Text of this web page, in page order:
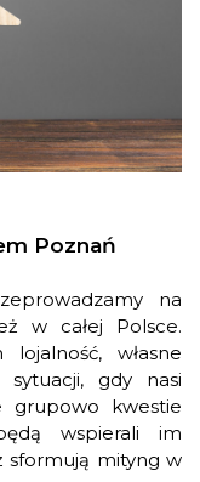
Poznań
na
w całej Polsce.
własne
sytuacji, gdy nasi
grupowo kwestie
wspierali im
sformują mityng w